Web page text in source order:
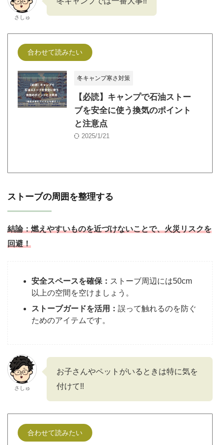
さしゅ
合わせて読みたい
冬キャンプ寒さ対策
【必読】キャンプで石油ストー
ブを安全に使う換気のポイント
と注意点
2025/1/21
ストーブの周囲を整理する
結論：燃えやすいものを近づけないことで、火災リスクを
回避！
安全スペースを確保： ストーブ周辺には50cm
以上の空間を空けましょう。
ストーブガードを活用： 誤って触れるのを防ぐ
ためのアイテムです。
さしゅ
お子さんやペットがいるときは特に気を
付けて!!
合わせて読みたい